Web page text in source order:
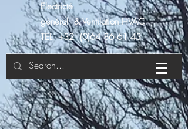
Electricté
général & Ventilation HVAC
TEL +32 (0)64 86 61 43